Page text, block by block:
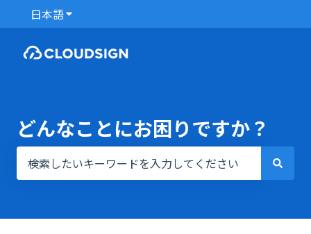
日本語翻訳のサブメニューを表示
どんなことにお困りですか？